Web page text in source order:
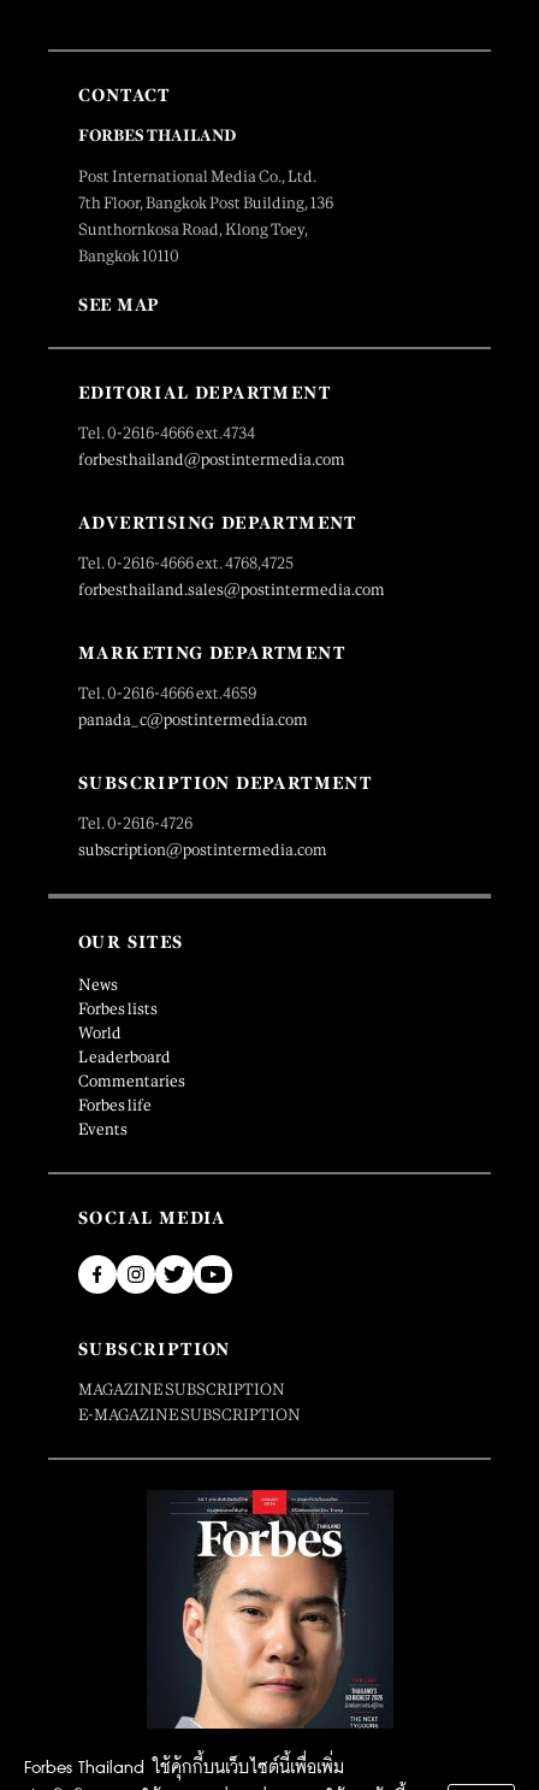
Forbes Thailand ใช้คุ้กกี้บนเว็บไซต์นี้เพื่อเพิ่ม
CONTACT
FORBES THAILAND
Post International Media Co., Ltd.
7th Floor, Bangkok Post Building, 136
Sunthornkosa Road, Klong Toey,
Bangkok 10110
SEE MAP
EDITORIAL DEPARTMENT
Tel. 0-2616-4666 ext.4734
forbesthailand@postintermedia.com
ADVERTISING DEPARTMENT
Tel. 0-2616-4666 ext. 4768,4725
forbesthailand.sales@postintermedia.com
MARKETING DEPARTMENT
Tel. 0-2616-4666 ext.4659
panada_c@postintermedia.com
SUBSCRIPTION DEPARTMENT
Tel. 0-2616-4726
subscription@postintermedia.com
OUR SITES
News
Forbes lists
World
Leaderboard
Commentaries
Forbes life
Events
SOCIAL MEDIA
SUBSCRIPTION
MAGAZINE SUBSCRIPTION
E-MAGAZINE SUBSCRIPTION